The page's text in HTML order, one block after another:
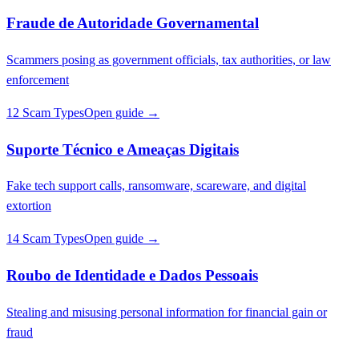
Fraude de Autoridade Governamental
Scammers posing as government officials, tax authorities, or law
enforcement
12 Scam TypesOpen guide →
Suporte Técnico e Ameaças Digitais
Fake tech support calls, ransomware, scareware, and digital
extortion
14 Scam TypesOpen guide →
Roubo de Identidade e Dados Pessoais
Stealing and misusing personal information for financial gain or
fraud